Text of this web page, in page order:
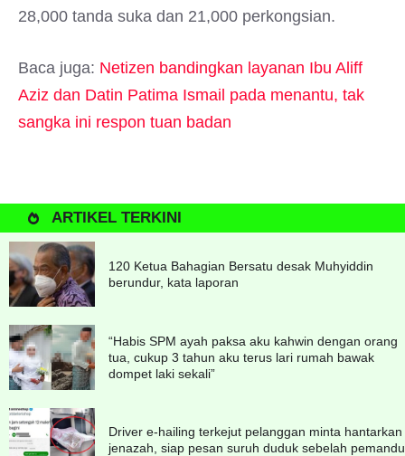
28,000 tanda suka dan 21,000 perkongsian.
Baca juga: Netizen bandingkan layanan Ibu Aliff
Aziz dan Datin Patima Ismail pada menantu, tak
sangka ini respon tuan badan
ARTIKEL TERKINI
120 Ketua Bahagian Bersatu desak Muhyiddin
berundur, kata laporan
“Habis SPM ayah paksa aku kahwin dengan orang
tua, cukup 3 tahun aku terus lari rumah bawak
dompet laki sekali”
Driver e-hailing terkejut pelanggan minta hantarkan
jenazah, siap pesan suruh duduk sebelah pemandu